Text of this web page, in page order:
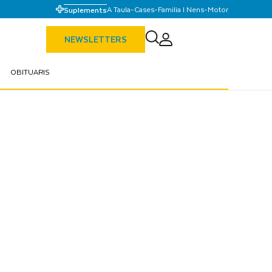
SuplementsA Taula-Cases-Familia I Nens-Motor
NEWSLETTERS
OBITUARIS